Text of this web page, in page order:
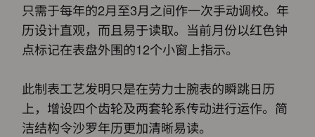
只需于每年的2月至3月之间作一次手动调校。年
历设计直观，而且易于读取。当前月份以红色钟
点标记在表盘外围的12个小窗上指示。
此制表工艺发明只是在劳力士腕表的瞬跳日历
上，增设四个齿轮及两套轮系传动进行运作。简
洁结构令沙罗年历更加清晰易读。